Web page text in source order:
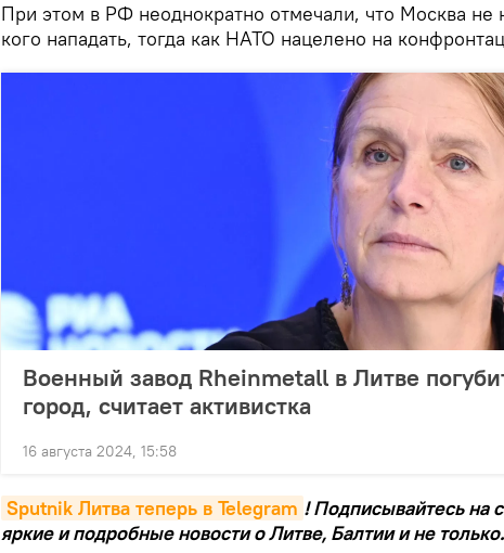
При этом в РФ неоднократно отмечали, что Москва не
кого нападать, тогда как НАТО нацелено на
Военный завод Rheinmetall в Литве
город, считает активистка
16 августа 2024, 15:58
Sputnik Литва теперь в Telegram ! Подписывайтесь на
яркие и подробные новости о Литве, Балтии и не только.